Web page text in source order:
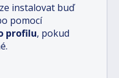
instalovat buď
pomocí
profilu, pokud